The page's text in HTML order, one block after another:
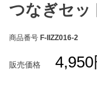
つなぎセッ
商品番号 F-IIZZ016-2
販売価格 4,950